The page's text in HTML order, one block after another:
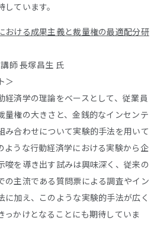
ています。
おける成果主義と裁量権の最適配分研
師 長塚昌生 氏
＞
経済学の理論をベースとして、従業員
量権の大きさと、金銭的なインセンテ
み合わせについて実験的手法を用いて
ような行動経済学における実験から企
唆を導き出す試みは興味深く、従来の
の主流である質問票による調査やイン
に加え、このような実験的手法が広く
っかけとなることにも期待していま